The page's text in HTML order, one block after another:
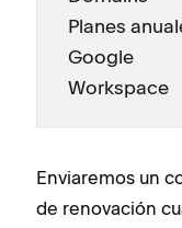
Planes
Google
Workspace
Enviaremos un
de renovación